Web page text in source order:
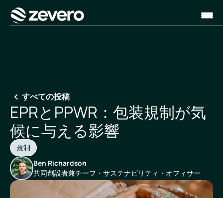
ホーム
すべての投稿
EPRとPPWR：包装規制が気
候に与える影響
規制
Ben Richardson
共同創設者兼チーフ・サステナビリティ・オフィサー